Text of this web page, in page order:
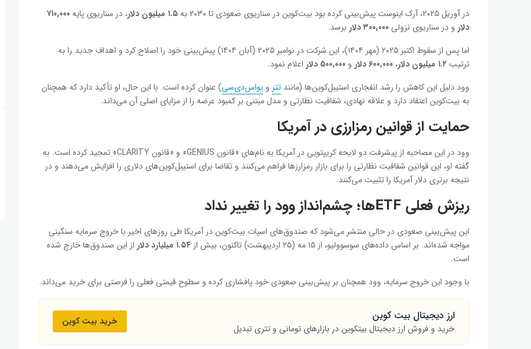
در آوریل ۲۰۲۵، آرک اینوست پیش‌بینی کرده بود بیت‌کوین در سناریوی صعودی تا ۲۰۳۰ به ۱.۵ میلیون دلار ، در سناریوی پایه۷۱۰,۰۰۰
دلار و در سناریوی نزولی۳۰۰,۰۰۰ دلار
برسد.
اما پس از سقوط اکتبر ۲۰۲۵ (مهر ۱۴۰۴)، این شرکت در نوامبر ۲۰۲۵ (آبان ۱۴۰۴) پیش‌بینی خود را اصلاح کرد و اهداف جدید را به
ترتیب ۱.۲ میلیون دلار ، ۶۰۰,۰۰۰ دلار و ۵۰۰,۰۰۰ دلار
اعلام نمود.
وود دلیل این کاهش را رشد انفجاری استیبل‌کوین‌ها (مانند تتر و یواس‌دی‌سی) عنوان کرده است. با این حال، او تأکید دارد که همچنان
به بیت‌کوین اعتقاد دارد و علاقه نهادی، شفافیت نظارتی و مدل مبتنی بر کمبود عرضه را از مزایای اصلی آن می‌داند.
حمایت از قوانین رمزارزی در آمریکا
وود در این مصاحبه از پیشرفت دو لایحه کریپتویی در آمریکا به نام‌های «قانون GENIUS» و «قانون CLARITY» تمجید کرده است. به
گفته او، این قوانین شفافیت نظارتی را برای بازار رمزارزها فراهم می‌کنند و تقاضا برای استیبل‌کوین‌های دلاری را افزایش می‌دهند و در
نتیجه برتری دلار آمریکا را تثبیت می‌کنند.
ریزش فعلی ETFها؛ چشم‌انداز وود را تغییر نداد
این پیش‌بینی صعودی در حالی منتشر می‌شود که صندوق‌های اسپات بیت‌کوین در آمریکا طی روزهای اخیر با خروج سرمایه سنگینی
مواجه شده‌اند. بر اساس داده‌های سوسوولیو، از ۱۵ مه (۲۵ اردیبهشت) تاکنون، بیش از
۱.۵۴ میلیارد دلار
از این صندوق‌ها خارج شده
است.
با وجود این خروج سرمایه، وود همچنان بر پیش‌بینی صعودی خود پافشاری کرده و سطوح قیمتی فعلی را فرصتی برای خرید می‌داند.
ارز دیجیتال بیت کوین
خرید و فروش ارز دیجیتال بیت‎کوین در بازارهای تومانی و تتری تبدیل
خرید بیت کوین